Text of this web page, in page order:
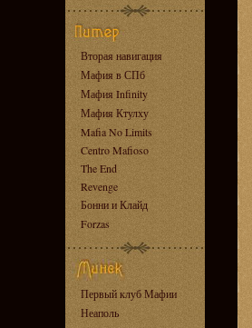
Вторая навигация
Мафия в СПб
Мафия Infinity
Мафия Ктулху
Mafia No Limits
Centro Mafioso
The End
Revenge
Бонни и Клайд
Forzas
Первый клуб Мафии
Неаполь